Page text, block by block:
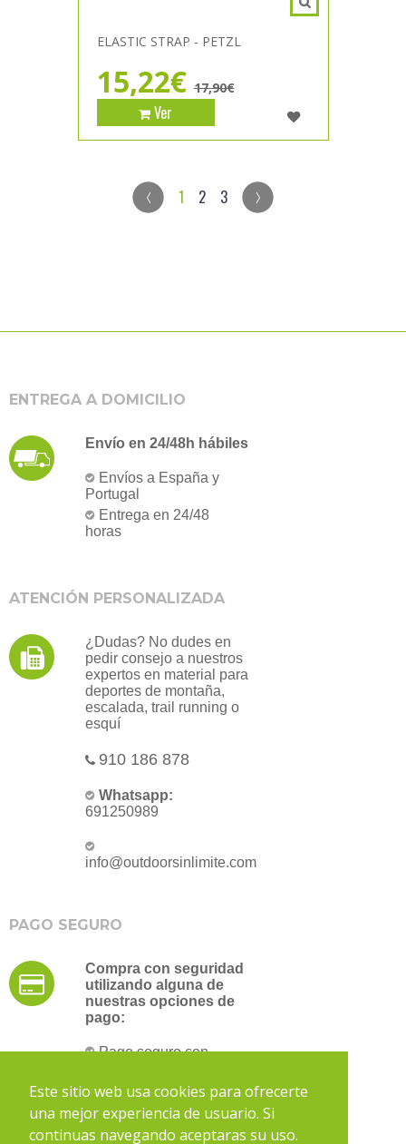
Este sitio web usa cookies para ofrecerte
una mejor experiencia de usuario. Si
continuas navegando aceptaras su uso.
ELASTIC STRAP - PETZL
15,22€ 17,90€
Ver
1 2 3
ENTREGA A DOMICILIO
Envío en 24/48h hábiles
Envíos a España y
Portugal
Entrega en 24/48
horas
ATENCIÓN PERSONALIZADA
¿Dudas? No dudes en
pedir consejo a nuestros
expertos en material para
deportes de montaña,
escalada, trail running o
esquí
910 186 878
Whatsapp:
691250989
info@outdoorsinlimite.com
PAGO SEGURO
Compra con seguridad
utilizando alguna de
nuestras opciones de
pago:
Pago seguro con
Transferencia bancaria